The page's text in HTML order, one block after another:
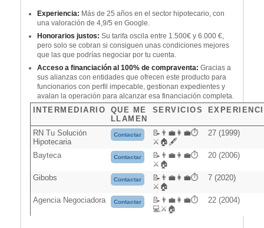
Experiencia: Más de 25 años en el sector hipotecario, con
una valoración de 4,9/5 en Google.
Honorarios justos: Su tarifa oscila entre 1.500€ y 6.000 €,
pero solo se cobran si consiguen unas condiciones mejores
que las que podrías negociar por tu cuenta.
Acceso a financiación al 100% de compraventa: Gracias a
sus alianzas con entidades que ofrecen este producto para
funcionarios con perfil impecable, gestionan expedientes y
avalan la operación para alcanzar esa financiación completa.
INTERMEDIARIO
QUE ME
LLAMEN
SERVICIOS
RN Tu Solución
Hipotecaria
Contactar
📝👨‍💼👩‍💼⏱️
⚔️🏠🖋️
27 (1999)
Bayteca Contactar
📝👨‍💼👩‍💼⏱️
⚔️🏠
20 (2006)
Gibobs Contactar
📝👨‍💼👩‍💼⏱️
⚔️🏠
7 (2020)
Agencia Negociadora Contactar
📝👨‍💼👩‍💼⏱️
💻⚔️🏠
22 (2004)